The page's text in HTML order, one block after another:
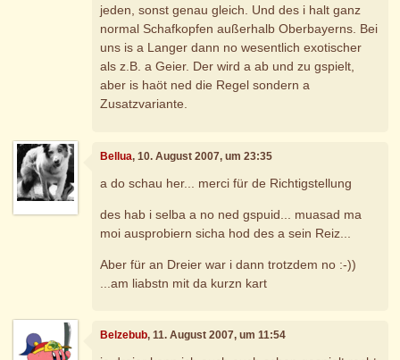
jeden, sonst genau gleich. Und des i halt ganz
normal Schafkopfen außerhalb Oberbayerns. Bei
uns is a Langer dann no wesentlich exotischer
als z.B. a Geier. Der wird a ab und zu gspielt,
aber is haöt ned die Regel sondern a
Zusatzvariante.
Bellua, 10. August 2007, um 23:35
a do schau her... merci für de Richtigstellung
des hab i selba a no ned gspuid... muasad ma
moi ausprobiern sicha hod des a sein Reiz...
Aber für an Dreier war i dann trotzdem no :-))
...am liabstn mit da kurzn kart
Belzebub, 11. August 2007, um 11:54